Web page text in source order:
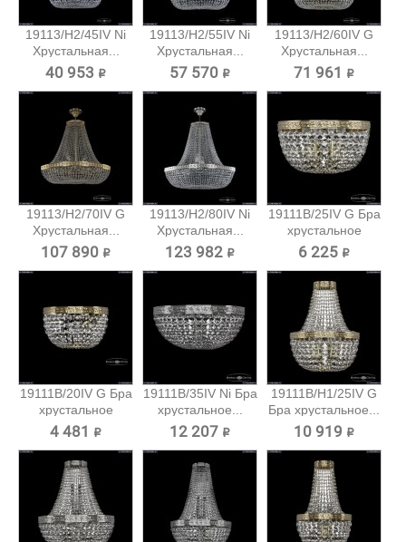
19113/H2/45IV Ni
Хрустальная...
40 953 ₽
19113/H2/55IV Ni
Хрустальная...
57 570 ₽
19113/H2/60IV G
Хрустальная...
71 961 ₽
19113/H2/70IV G
Хрустальная...
107 890 ₽
19113/H2/80IV Ni
Хрустальная...
123 982 ₽
19111B/25IV G Бра
хрустальное
Bohemia...
6 225 ₽
19111B/20IV G Бра
хрустальное
Bohemia...
4 481 ₽
19111B/35IV Ni Бра
хрустальное...
12 207 ₽
19111B/H1/25IV G
Бра хрустальное...
10 919 ₽